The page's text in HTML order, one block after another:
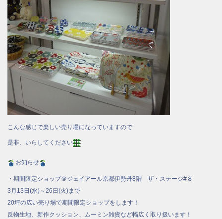
こんな感じで楽しい売り場になっていますので
是非、いらしてください
お知らせ
・期間限定ショップ＠ジェイアール京都伊勢丹8階 ザ・ステージ#８
3月13日(水)～26日(火)まで
20坪の広い売り場で期間限定ショップをします！
反物生地、新作クッション、ムーミン雑貨など幅広く取り扱います！